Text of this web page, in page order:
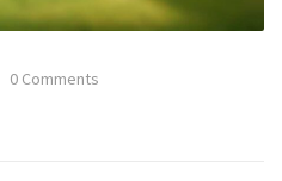
0 Comments